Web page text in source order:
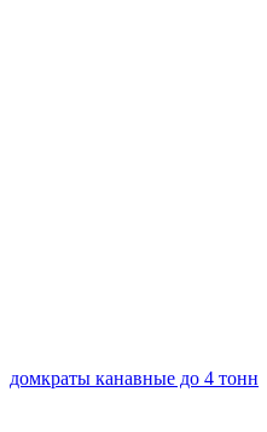
домкраты канавные до 4 тонн